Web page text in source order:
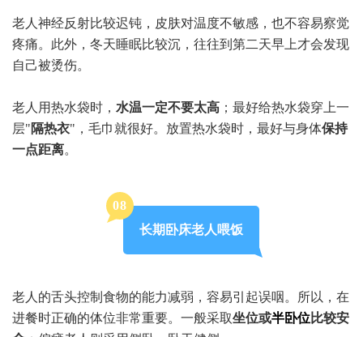
老人神经反射比较迟钝，皮肤对温度不敏感，也不容易察觉
疼痛。此外，冬天睡眠比较沉，往往到第二天早上才会发现
自己被烫伤。
老人用热水袋时， 水温一定不要太高 ；最好给热水袋穿上一
层"隔热衣"，毛巾就很好。放置热水袋时，最好与身体保持
一点距离。
08
长期卧床老人喂饭
老人的舌头控制食物的能力减弱，容易引起误咽。所以，在
进餐时正确的体位非常重要。一般采取坐位或半卧位比较安